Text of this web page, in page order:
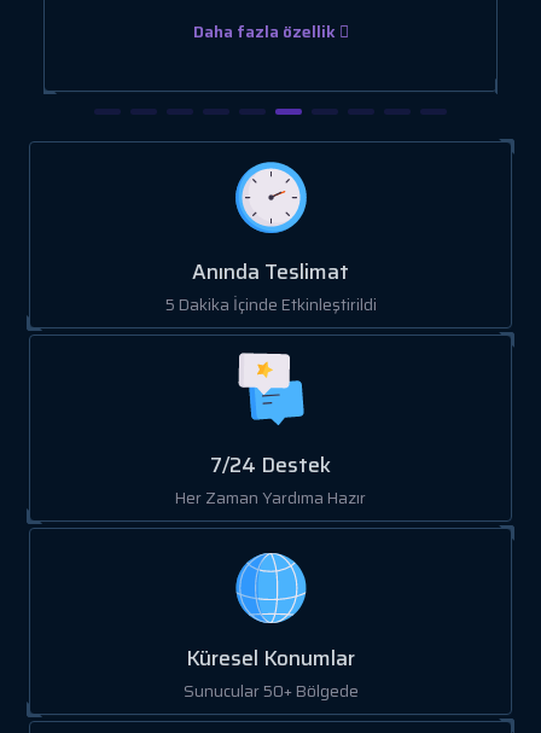
Daha fazla özellik
Anında Teslimat
5 Dakika İçinde Etkinleştirildi
7/24 Destek
Her Zaman Yardıma Hazır
Küresel Konumlar
Sunucular 50+ Bölgede